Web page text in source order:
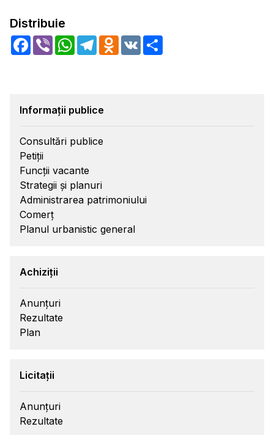
Distribuie
Facebook
Viber WhatsApp
TelegramOdnoklassniki
VK
Informații publice
Consultări publice
Petiții
Funcții vacante
Strategii și planuri
Administrarea patrimoniului
Comerț
Planul urbanistic general
Achiziții
Anunțuri
Rezultate
Plan
Licitații
Anunțuri
Rezultate